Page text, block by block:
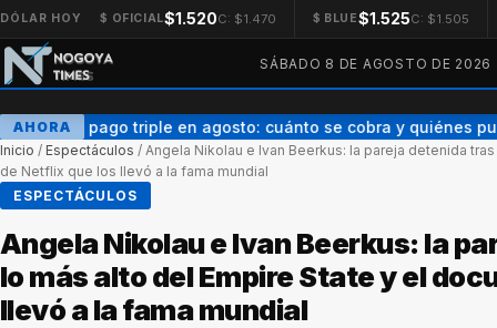
DÓLAR HOY $ OFICIAL$1.520C: $1.470 $ BLUE$1.525C: $1.505
SÁBADO 8 DE AGOSTO DE 2026
AHORA
AUH con pago triple en agosto: cuánto se cobra y quiénes
Inicio / Espectáculos / Angela Nikolau e Ivan Beerkus: la pareja detenida
de Netflix que los llevó a la fama mundial
ESPECTÁCULOS
Angela Nikolau e Ivan Beerkus: la
lo más alto del Empire State y el
llevó a la fama mundial